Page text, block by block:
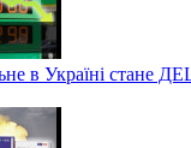
в Україні стане